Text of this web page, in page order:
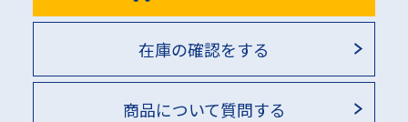
在庫の確認をする
商品について質問する